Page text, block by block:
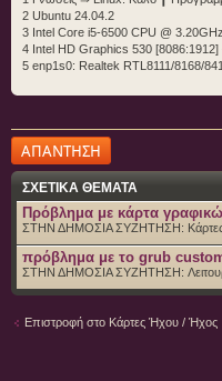
PipeWire:
Installed - Yes (/usr/bin/
Running - Yes
Pulseaudio:
!!Soundcards recognised by
0 [PCH ]: HDA-Intel -
HDA Intel PCH at
!!PCI Soundcards
00:1f.3 Audio device
Subsystem: Gigabyte
2 Ubuntu 24.04.2
3 Intel Core i5-6500 CPU @
4 Intel HD Graphics 530 [8086:1912]
5 enp1s0: Realtek RTL8111/8168/
Δημιουργία
απάντησης
ΣΧΕΤΙΚΑ ΘΕΜΑΤΑ
Πρόβλημα με κάρτα
ΣΤΗΝ ΔΗΜΟΣΙΑ ΣΥΖΗΤΗΣΗ:
πρόβλημα με το grub
ΣΤΗΝ ΔΗΜΟΣΙΑ ΣΥΖΗΤΗΣΗ:
Επιστροφή στο Κάρτες Ήχου / Ήχος